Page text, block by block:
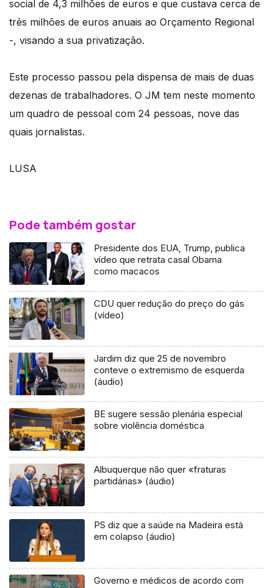
social de 4,3 milhões de euros e que custava cerca de
três milhões de euros anuais ao Orçamento Regional
-, visando a sua privatização.
Este processo passou pela dispensa de mais de duas
dezenas de trabalhadores. O JM tem neste momento
um quadro de pessoal com 24 pessoas, nove das
quais jornalistas.
LUSA
Pode também gostar
Presidente dos EUA, Trump, publica
vídeo que retrata casal Obama
como macacos
CDU quer redução do preço do gás
(vídeo)
Jardim diz que 25 de novembro
conteve o extremismo de esquerda
(áudio)
BE sugere sessão plenária especial
sobre violência doméstica
Albuquerque não quer «fraturas
partidárias» (áudio)
PS diz que a saúde na Madeira está
em colapso (áudio)
Governo e médicos de acordo com